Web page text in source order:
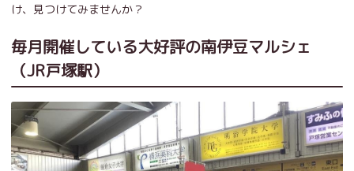
け、見つけてみませんか？
毎月開催している大好評の南伊豆マルシェ
（JR戸塚駅）